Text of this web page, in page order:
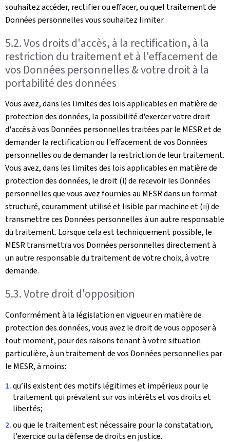
souhaitez accéder, rectifier ou effacer, ou quel traitement de
Données personnelles vous souhaitez limiter.
5.2. Vos droits d'accès, à la rectification, à la
restriction du traitement et à l'effacement de
vos Données personnelles & votre droit à la
portabilité des données
Vous avez, dans les limites des lois applicables en matière de
protection des données, la possibilité d'exercer votre droit
d'accès à vos Données personnelles traitées par le MESR et de
demander la rectification ou l'effacement de vos Données
personnelles ou de demander la restriction de leur traitement.
Vous avez, dans les limites des lois applicables en matière de
protection des données, le droit (i) de recevoir les Données
personnelles que vous avez fournies au MESR dans un format
structuré, couramment utilisé et lisible par machine et (ii) de
transmettre ces Données personnelles à un autre responsable
du traitement. Lorsque cela est techniquement possible, le
MESR transmettra vos Données personnelles directement à
un autre responsable du traitement de votre choix, à votre
demande.
5.3. Votre droit d'opposition
Conformément à la législation en vigueur en matière de
protection des données, vous avez le droit de vous opposer à
tout moment, pour des raisons tenant à votre situation
particulière, à un traitement de vos Données personnelles par
le MESR, à moins:
qu’ils existent des motifs légitimes et impérieux pour le
traitement qui prévalent sur vos intérêts et vos droits et
libertés;
ou que le traitement est nécessaire pour la constatation,
l'exercice ou la défense de droits en justice.